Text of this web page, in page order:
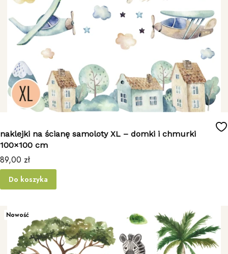
naklejki na ścianę samoloty XL – domki i chmurki
100×100 cm
Cena
89,00 zł
Do koszyka
Nowość